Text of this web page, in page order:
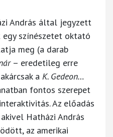
András által jegyzett
egy színészetet oktató
meg (a darab
– eredetileg erre
a K. Gedeon…
fontos szerepet
Az előadás
Hatházi András
az amerikai